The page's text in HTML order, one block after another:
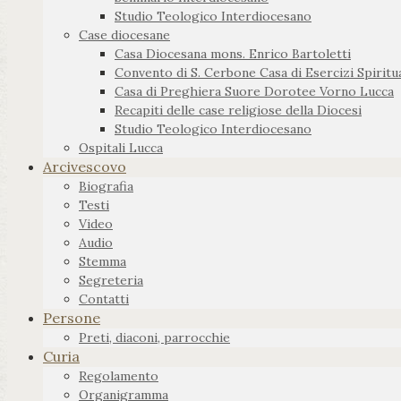
Studio Teologico Interdiocesano
Case diocesane
Casa Diocesana mons. Enrico Bartoletti
Convento di S. Cerbone Casa di Esercizi
Casa di Preghiera Suore Dorotee Vorno Lucca
Recapiti delle case religiose della Diocesi
Studio Teologico Interdiocesano
Ospitali Lucca
Arcivescovo
Biografia
Testi
Video
Audio
Stemma
Segreteria
Contatti
Persone
Preti, diaconi, parrocchie
Curia
Regolamento
Organigramma